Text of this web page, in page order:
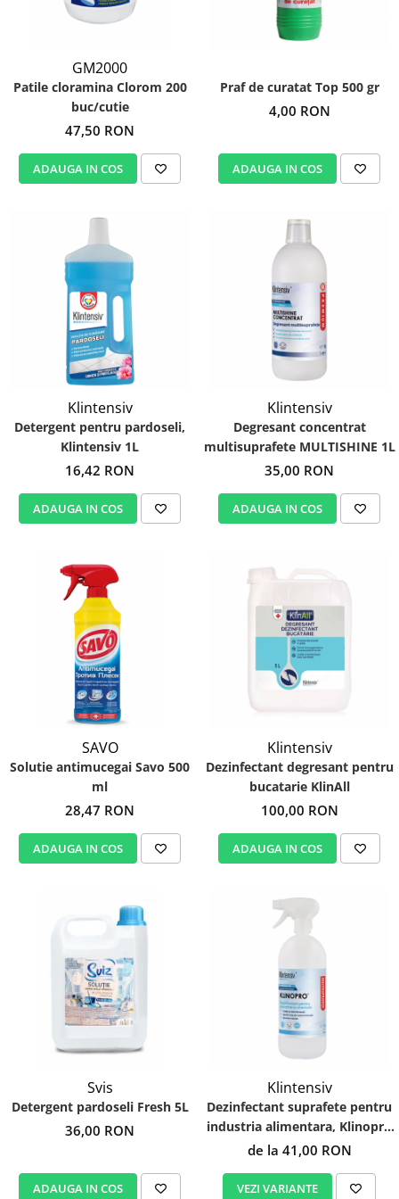
GM2000
Patile cloramina Clorom 200
buc/cutie
47,50 RON
ADAUGA IN COS
Praf de curatat Top 500 gr
4,00 RON
ADAUGA IN COS
Klintensiv
Detergent pentru pardoseli,
Klintensiv 1L
16,42 RON
ADAUGA IN COS
Klintensiv
Degresant concentrat
multisuprafete MULTISHINE 1L
35,00 RON
ADAUGA IN COS
SAVO
Solutie antimucegai Savo 500
ml
28,47 RON
ADAUGA IN COS
Klintensiv
Dezinfectant degresant pentru
bucatarie KlinAll
100,00 RON
ADAUGA IN COS
Svis
Detergent pardoseli Fresh 5L
36,00 RON
ADAUGA IN COS
Klintensiv
Dezinfectant suprafete pentru
industria alimentara, Klinopro
TP4
de la 41,00 RON
VEZI VARIANTE